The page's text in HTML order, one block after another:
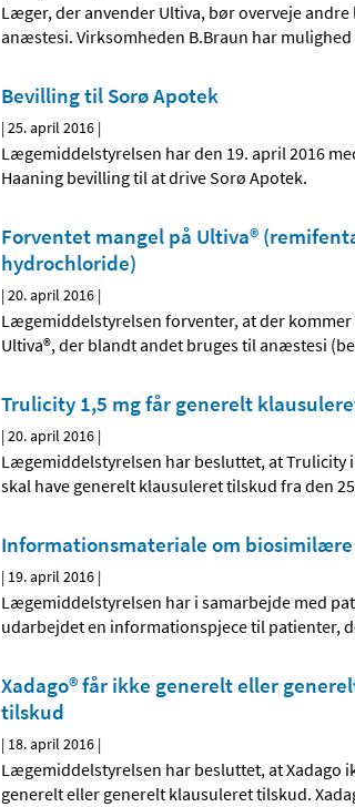
Læger, der anvender Ultiva, bør overveje
anæstesi. Virksomheden B.Braun har
Bevilling til Sorø Apotek
|25. april 2016 |
Lægemiddelstyrelsen har den 19. april 2016
Haaning bevilling til at drive Sorø Apotek.
Forventet mangel på Ultiva®
hydrochloride)
|20. april 2016 |
Lægemiddelstyrelsen forventer, at der kommer
Ultiva®, der blandt andet bruges til anæstesi
Trulicity 1,5 mg får generelt
|20. april 2016 |
Lægemiddelstyrelsen har besluttet, at Trulicity
skal have generelt klausuleret tilskud fra den
Informationsmateriale om
| 19. april 2016 |
Lægemiddelstyrelsen har i samarbejde med
udarbejdet en informationspjece til patienter,
Xadago® får ikke generelt eller
tilskud
| 18. april 2016 |
Lægemiddelstyrelsen har besluttet, at Xadago
generelt eller generelt klausuleret tilskud.